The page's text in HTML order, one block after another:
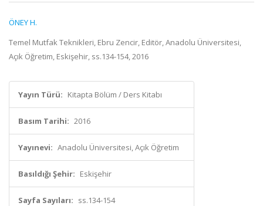
ÖNEY H.
Temel Mutfak Teknikleri, Ebru Zencir, Editör, Anadolu Üniversitesi,
Açık Öğretim, Eskişehir, ss.134-154, 2016
Yayın Türü: Kitapta Bölüm / Ders Kitabı
Basım Tarihi: 2016
Yayınevi: Anadolu Üniversitesi, Açık Öğretim
Basıldığı Şehir: Eskişehir
Sayfa Sayıları: ss.134-154